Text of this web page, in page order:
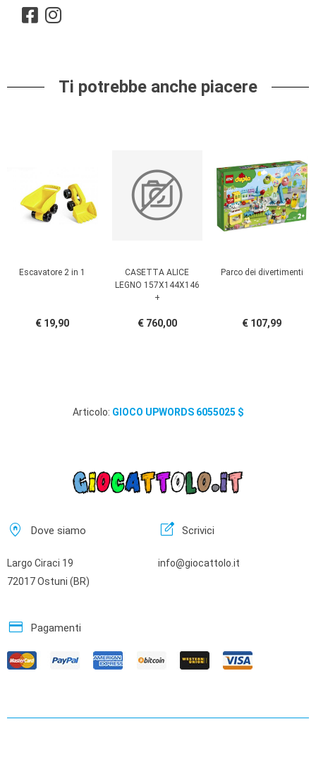
Ti potrebbe anche piacere
Escavatore 2 in 1
€ 19,90
CASETTA ALICE
LEGNO 157X144X146
+
€ 760,00
Parco dei divertimenti
€ 107,99
Articolo: GIOCO UPWORDS 6055025 $
home_pin Dove siamo
Largo Ciraci 19
72017 Ostuni (BR)
edit_square Scrivici
info@giocattolo.it
credit_card Pagamenti